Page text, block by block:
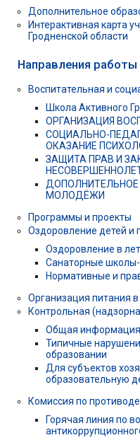
Дополнительное
Интерактивная карта
Гродненской области
Направления работы
Воспитательная и
Школа Активного
ОРГАНИЗАЦИЯ
СОЦИАЛЬНО-
ОКАЗАНИЕ
ЗАЩИТА ПРАВ И
ДОПОЛНИТЕЛЬНОЕ
МОЛОДЁЖИ
Программы и проекты
Оздоровление детей и
Оздоровление в
Санаторные
Нормативные и
Организация питания
Контрольная
Общая информация
Типичные
образовании
Для субъектов
образовательную
Комиссия по
Горячая линия по